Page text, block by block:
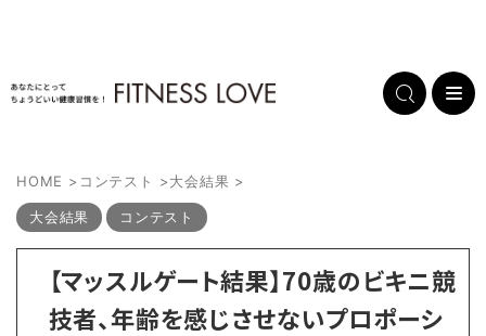
HOME > コンテスト >大会結果 >
大会結果 コンテスト
【マッスルゲート結果】70歳のビキニ競
技者、年齢を感じさせないプロポーシ